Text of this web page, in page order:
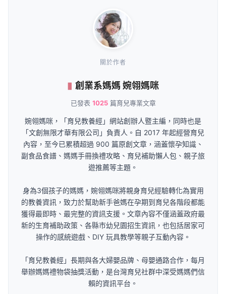
關於作者
創業系媽媽 婉翎媽咪
已發表 1025篇育兒專業文章
婉翎媽咪，「育兒教養經」網站創辦人暨主編，同時也是
「文創無限才華有限公司」負責人。自 2017 年起經營育兒
內容，至今已累積超過 900 篇原創文章，涵蓋懷孕知識、
副食品食譜、媽媽手冊換禮攻略、育兒補助懶人包、親子旅
遊推薦等主題。
身為3個孩子的媽媽，婉翎媽咪將親身育兒經驗轉化為實用
的教養資訊，致力於幫助新手爸媽在孕期到育兒各階段都能
獲得最即時、最完整的資訊支援。文章內容不僅涵蓋政府最
新的生育補助政策、各縣市幼兒園招生資訊，也包括居家可
操作的感統遊戲、DIY 玩具教學等親子互動內容。
「育兒教養經」長期與各大婦嬰品牌、母嬰通路合作，每月
舉辦媽媽禮物袋抽獎活動，是台灣育兒社群中深受媽媽們信
賴的資訊平台。